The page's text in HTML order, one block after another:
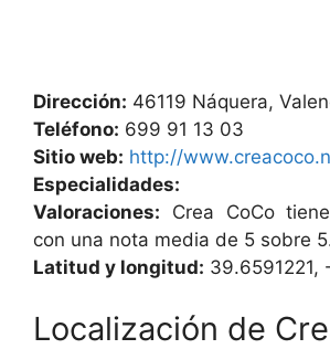
Dirección: 46119 Náquera,
Teléfono: 699 91 13 03
Sitio web: http://
Especialidades:
Valoraciones: Crea CoCo
con una nota media de 5 sobre
Latitud y longitud: 39.6591221,
Localización de